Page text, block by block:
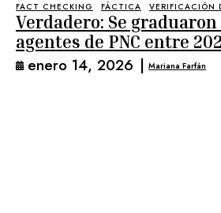
FACT CHECKING FÁCTICA VERIFICACIÓN
Verdadero: Se graduaron
agentes de PNC entre
enero 14, 2026 | Mariana Farfán